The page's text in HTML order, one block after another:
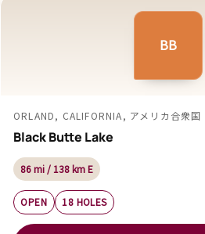
BB
ORLAND, CALIFORNIA, アメリカ合衆国
Black Butte Lake
86 mi / 138 km E
OPEN 18 HOLES